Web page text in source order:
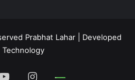
Prabhat Lahar | Developed
Technology
YouTubeInstagram